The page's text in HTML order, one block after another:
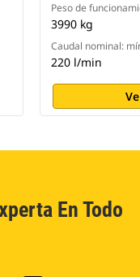
Peso de
3990 kg
Caudal nominal:
220 l/min
En Todo